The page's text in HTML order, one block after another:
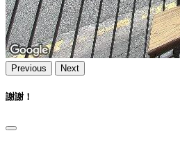
Previous Next
謝謝！